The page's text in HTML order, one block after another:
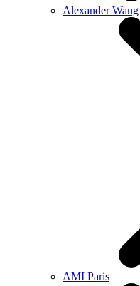
Alexander Wang
AMI Paris